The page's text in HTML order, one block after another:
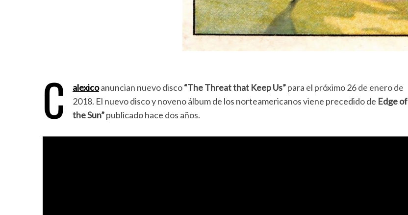
C alexicoanuncian nuevo disco“The Threat that Keep Us”para el próximo 26 de enero de
2018. El nuevo disco y noveno álbum de los norteamericanos viene precedido de Edge of
the Sun”publicado hace dos años.